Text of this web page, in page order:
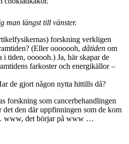
man längst till vänster.
forskning verkligen
(Eller ooooooh, dåtiden om
tiden, oooooh.) Ja, här skapar de
farkoster och energikällor –
de gjort någon nytta hittills då?
forskning som cancerbehandlingen
den där uppfinningen som de kom
www, det börjar på www …